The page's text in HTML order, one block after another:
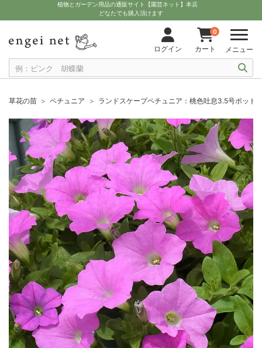
植物とガーデン用品の通販サイト【園芸ネット】本店
どなたでも購入頂けます
ログイン
0
カート メニュー
草花の苗 ペチュニア ランドスケープペチュニア：桃色吐息3.5号ポット